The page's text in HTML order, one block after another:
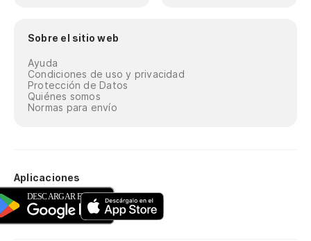
Sobre el sitio web
Ayuda
Condiciones de uso y privacidad
Protección de Datos
Quiénes somos
Normas para envío
Aplicaciones